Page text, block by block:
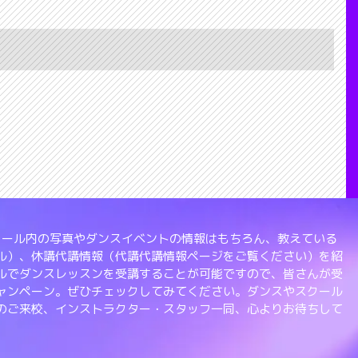
ル内の写真やダンスイベントの情報はもちろん、教えている
、休講代講情報（代講代講情報ページをご覧ください）を紹
ダンスレッスンを受講することが可能ですので、皆さんが受
ペーン。ぜひチェックしてみてください。ダンスやスクール
来校、インストラクター・スタッフ一同、心よりお待ちして